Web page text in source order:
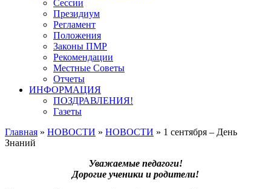
Сессии
Президиум
Регламент
Положения
Законы ПМР
Рекомендации
Местные Советы
Отчеты
ИНФОРМАЦИЯ
ПОЗДРАВЛЕНИЯ!
Газеты
Главная » НОВОСТИ » НОВОСТИ » 1 сентября – День
Знаний
Уважаемые педагоги!
Дорогие ученики и родители!